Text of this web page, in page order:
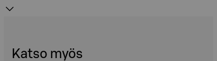
Katso myös